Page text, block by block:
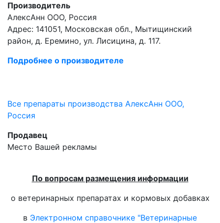
Производитель
АлексАнн ООО, Россия
Адрес: 141051, Московская обл., Мытищинский
район, д. Еремино, ул. Лисицина, д. 117.
Подробнее о производителе
Все препараты производства АлексАнн ООО,
Россия
Продавец
Место Вашей рекламы
По вопросам размещения информации
о ветеринарных препаратах и кормовых добавках
в Электронном справочнике "Ветеринарные